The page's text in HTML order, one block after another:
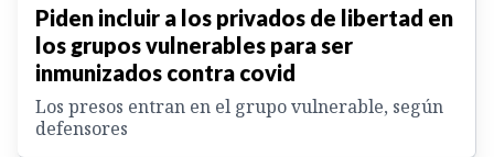
Piden incluir a los privados de libertad en
los grupos vulnerables para ser
inmunizados contra covid
Los presos entran en el grupo vulnerable, según
defensores